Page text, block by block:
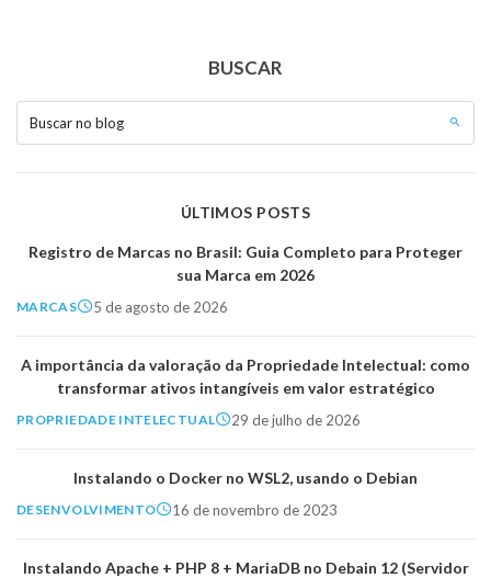
BUSCAR
Buscar no blog
ÚLTIMOS POSTS
Registro de Marcas no Brasil: Guia Completo para Proteger
sua Marca em 2026
MARCAS 5 de agosto de 2026
A importância da valoração da Propriedade Intelectual: como
transformar ativos intangíveis em valor estratégico
PROPRIEDADE INTELECTUAL 29 de julho de 2026
Instalando o Docker no WSL2, usando o Debian
DESENVOLVIMENTO 16 de novembro de 2023
Instalando Apache + PHP 8 + MariaDB no Debain 12 (Servidor